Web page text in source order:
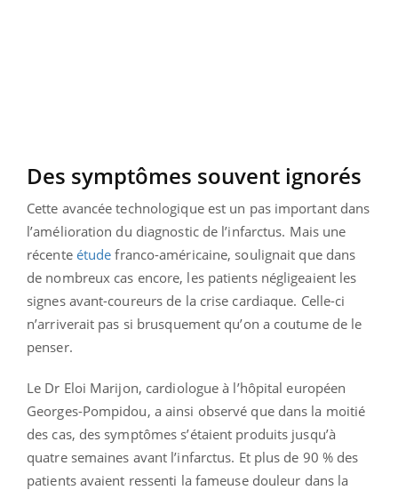
Des symptômes souvent ignorés
Cette avancée technologique est un pas important dans
l’amélioration du diagnostic de l’infarctus. Mais une
récente étude franco-américaine, soulignait que dans
de nombreux cas encore, les patients négligeaient les
signes avant-coureurs de la crise cardiaque. Celle-ci
n’arriverait pas si brusquement qu’on a coutume de le
penser.
Le Dr Eloi Marijon, cardiologue à l’hôpital européen
Georges-Pompidou, a ainsi observé que dans la moitié
des cas, des symptômes s’étaient produits jusqu’à
quatre semaines avant l’infarctus. Et plus de 90 % des
patients avaient ressenti la fameuse douleur dans la